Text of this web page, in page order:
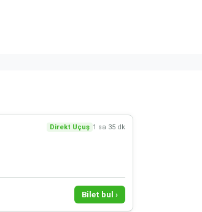
Direkt Uçuş 1 sa 35 dk
Bilet bul ›